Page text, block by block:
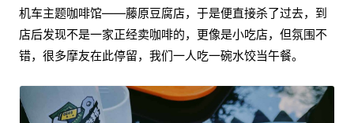
机车主题咖啡馆——藤原豆腐店，于是便直接杀了过去，到
店后发现不是一家正经卖咖啡的，更像是小吃店，但氛围不
错，很多摩友在此停留，我们一人吃一碗水饺当午餐。